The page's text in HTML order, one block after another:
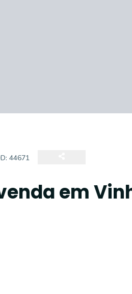
44671
em